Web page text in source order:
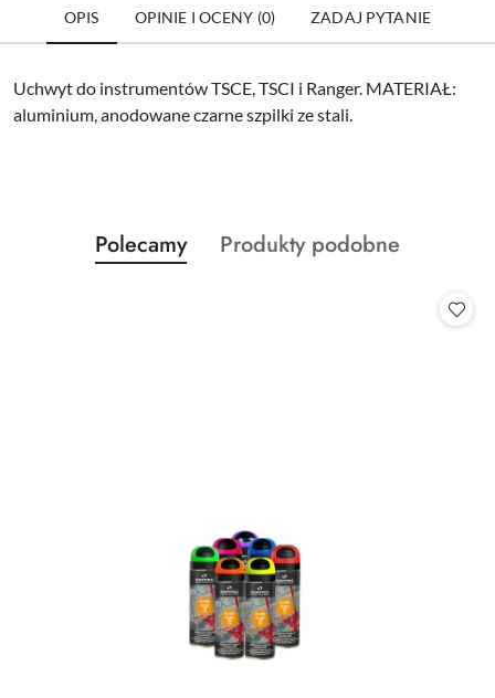
OPIS OPINIE I OCENY (0) ZADAJ PYTANIE
Uchwyt do instrumentów TSCE, TSCI i Ranger. MATERIAŁ:
aluminium, anodowane czarne szpilki ze stali.
Pomiń karuzelę produktów
Produkty
o
Polecamy
Produkty
Produkty podobne